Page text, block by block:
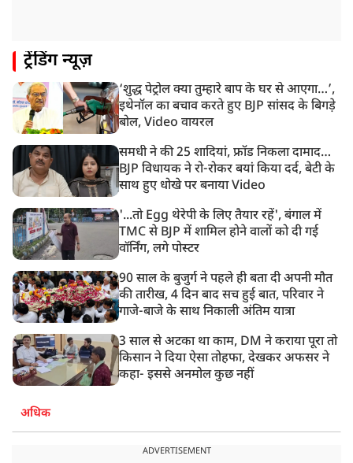
गुजरात में आज से होती तिरंगा यात्रा की शुरुआत, शासन से
10:39 AM
रांची में छात्रों का विधानसभा मार्च शुरू, BJP ने भी CM आवास
घेरा
ट्रेंडिंग न्यूज़
‘शुद्ध पेट्रोल क्या तुम्हारे बाप के घर से आएगा…’,
इथेनॉल का बचाव करते हुए BJP सांसद के बिगड़े
बोल, Video वायरल
समधी ने की 25 शादियां, फ्रॉड निकला दामाद…
BJP विधायक ने रो-रोकर बयां किया दर्द, बेटी के
साथ हुए धोखे पर बनाया Video
'...तो Egg थेरेपी के लिए तैयार रहें', बंगाल में
TMC से BJP में शामिल होने वालों को दी गई
वॉर्निंग, लगे पोस्टर
90 साल के बुजुर्ग ने पहले ही बता दी अपनी मौत
की तारीख, 4 दिन बाद सच हुई बात, परिवार ने
गाजे-बाजे के साथ निकाली अंतिम यात्रा
3 साल से अटका था काम, DM ने कराया पूरा तो
किसान ने दिया ऐसा तोहफा, देखकर अफसर ने
कहा- इससे अनमोल कुछ नहीं
अधिक
ADVERTISEMENT